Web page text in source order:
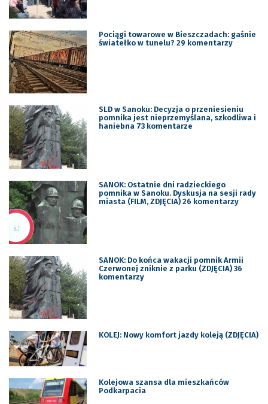
Pociągi towarowe w Bieszczadach: gaśnie
światełko w tunelu? 29 komentarzy
SLD w Sanoku: Decyzja o przeniesieniu
pomnika jest nieprzemyślana, szkodliwa i
haniebna 73 komentarze
SANOK: Ostatnie dni radzieckiego
pomnika w Sanoku. Dyskusja na sesji rady
miasta (FILM, ZDJĘCIA) 26 komentarzy
SANOK: Do końca wakacji pomnik Armii
Czerwonej zniknie z parku (ZDJĘCIA) 36
komentarzy
KOLEJ: Nowy komfort jazdy koleją (ZDJĘCIA)
Kolejowa szansa dla mieszkańców
Podkarpacia